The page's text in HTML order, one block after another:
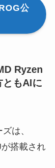
公
Ryzen
ともAIに
は、
搭載され